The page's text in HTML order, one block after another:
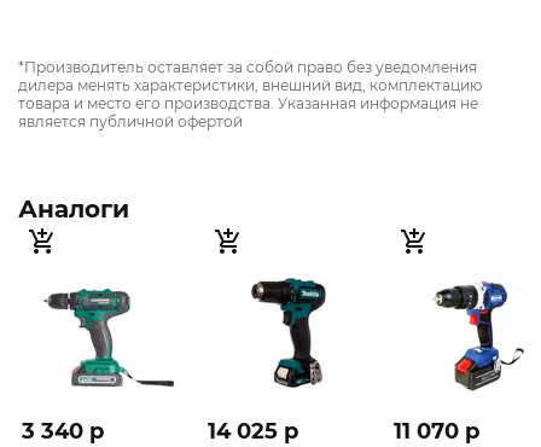
*Производитель оставляет за собой право без уведомления
дилера менять характеристики, внешний вид, комплектацию
товара и место его производства. Указанная информация не
является публичной офертой
Аналоги
3 340 p 14 025 p 11 070 p